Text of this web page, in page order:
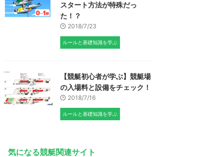
スタート方法が特殊だっ
た！？
2018/7/23
ルールと基礎知識を学ぶ
【競艇初心者が学ぶ】競艇場
の入場料と設備をチェック！
2018/7/16
ルールと基礎知識を学ぶ
気になる競艇関連サイト